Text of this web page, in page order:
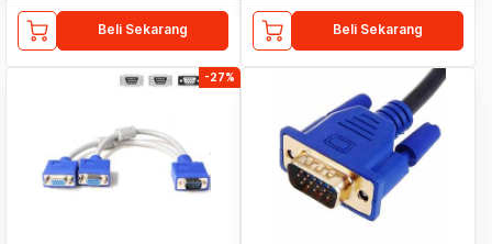
Beli Sekarang Beli Sekarang
-27%